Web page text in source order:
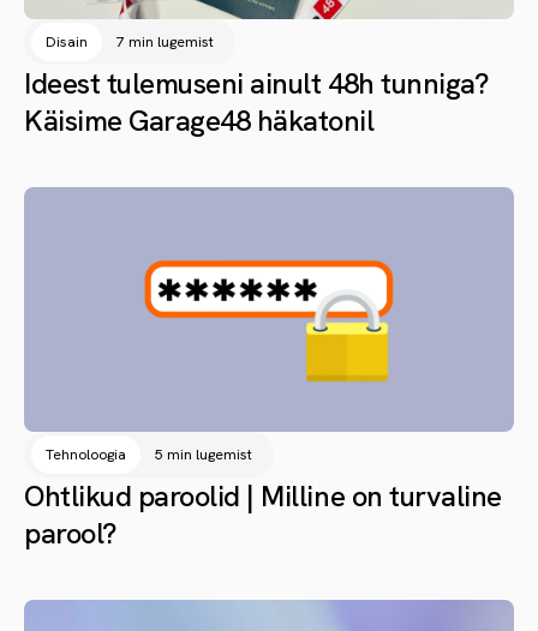
Disain 7 min lugemist
Ideest tulemuseni ainult 48h tunniga?
Käisime Garage48 häkatonil
Tehnoloogia 5 min lugemist
Ohtlikud paroolid | Milline on turvaline
parool?